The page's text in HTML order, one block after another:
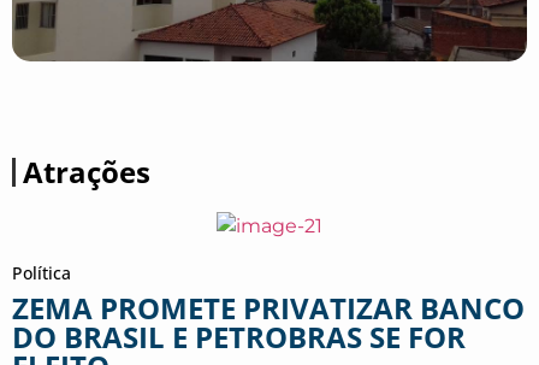
Atrações
Política
ZEMA PROMETE PRIVATIZAR BANCO
DO BRASIL E PETROBRAS SE FOR